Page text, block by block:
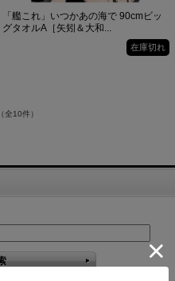
「艦これ」いつかあの海で 90cmビッ
グタオルA［矢矧＆大和...
在庫切れ
（全10件）